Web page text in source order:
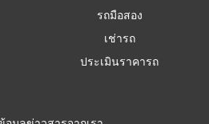
รถมือสอง
เช่ารถ
ประเมินราคารถ